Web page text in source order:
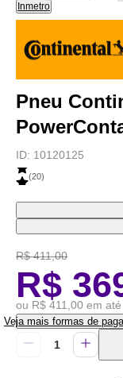
Inmetro
Pneu
ID: 10120125
(20)
R$ 411,00
R$
ou R$ 411,00 em
Veja mais formas de